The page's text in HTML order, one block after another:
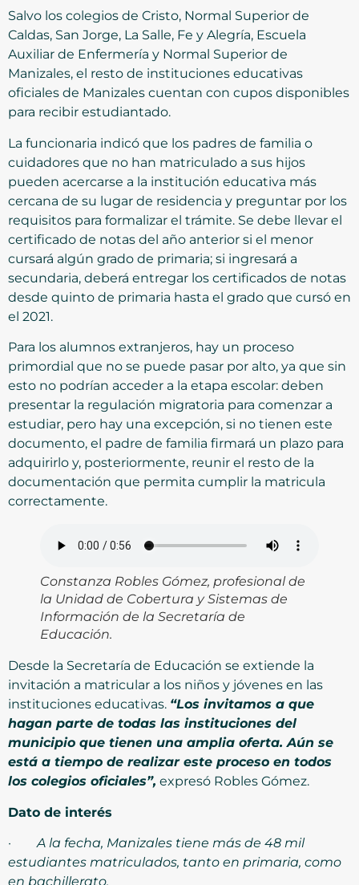
Salvo los colegios de Cristo, Normal Superior de
Caldas, San Jorge, La Salle, Fe y Alegría, Escuela
Auxiliar de Enfermería y Normal Superior de
Manizales, el resto de instituciones educativas
oficiales de Manizales cuentan con cupos disponibles
para recibir estudiantado.
La funcionaria indicó que los padres de familia o
cuidadores que no han matriculado a sus hijos
pueden acercarse a la institución educativa más
cercana de su lugar de residencia y preguntar por los
requisitos para formalizar el trámite. Se debe llevar el
certificado de notas del año anterior si el menor
cursará algún grado de primaria; si ingresará a
secundaria, deberá entregar los certificados de notas
desde quinto de primaria hasta el grado que cursó en
el 2021.
Para los alumnos extranjeros, hay un proceso
primordial que no se puede pasar por alto, ya que sin
esto no podrían acceder a la etapa escolar: deben
presentar la regulación migratoria para comenzar a
estudiar, pero hay una excepción, si no tienen este
documento, el padre de familia firmará un plazo para
adquirirlo y, posteriormente, reunir el resto de la
documentación que permita cumplir la matricula
correctamente.
Constanza Robles Gómez, profesional de
la Unidad de Cobertura y Sistemas de
Información de la Secretaría de
Educación.
Desde la Secretaría de Educación se extiende la
invitación a matricular a los niños y jóvenes en las
instituciones educativas. “Los invitamos a que
hagan parte de todas las instituciones del
municipio que tienen una amplia oferta. Aún se
está a tiempo de realizar este proceso en todos
los colegios oficiales”, expresó Robles Gómez.
Dato de interés
·A la fecha, Manizales tiene más de 48 mil
estudiantes matriculados, tanto en primaria, como
en bachillerato.